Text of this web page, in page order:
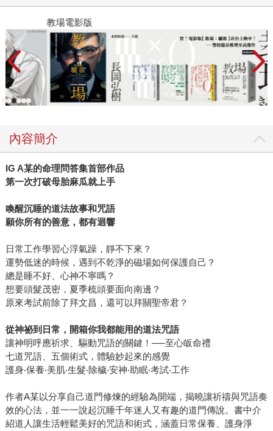
教場電影版
內容簡介
IG A某的命理問答集首部作品
第一次打破母胎麻瓜就上手
喚醒沉睡的道法故事和咒語
願你所有的善意，都有迴響
日常工作學習心浮氣躁，靜不下來？
運勢低迷的時候，遇到不乾淨的磁場如何保護自己？
總是睡不好、心神不寧嗎？
想要頭髮茂密，夏季梳頭要面向南邊？
原來考試前除了拜文昌，還可以拜關聖帝君？
從神祕到日常，開箱你我都能用的道法咒語
讓神明呼應祈求、驅動咒語的關鍵！──至心皈命禮
七道咒語、五個術式，體驗妙起來的感覺
護身‧保養‧美肌‧生髮‧除穢‧安神‧助眠‧考試‧工作
作者A某以分享自己道門修煉的經驗為開端，揭曉讓祈禱與咒語奏
效的心法，並一一說起沉睡千年迷人又有趣的道門傳說。書中介
紹道人讓生活輕鬆美好的咒語和術式，涵蓋日常保養、護身淨